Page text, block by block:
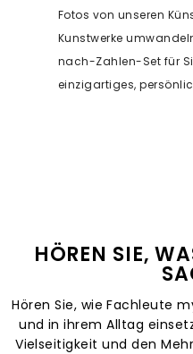
Fotos von unseren
Kunstwerke
nach-Zahlen-Set für
einzigartiges,
HÖREN SIE,
Hören Sie, wie Fachleute
und in ihrem Alltag
Vielseitigkeit und den